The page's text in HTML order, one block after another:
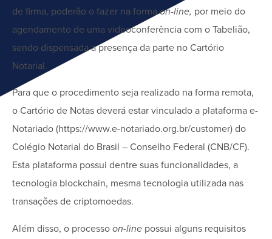
de firma, poderão o fazer na formaon-line, por meio do
agendamento de uma videoconferência com o Tabelião,
sendo dispensada a presença da parte no Cartório
Notarial.
Para que o procedimento seja realizado na forma remota,
o Cartório de Notas deverá estar vinculado a plataforma e-
Notariado (https://www.e-notariado.org.br/customer) do
Colégio Notarial do Brasil – Conselho Federal (CNB/CF).
Esta plataforma possui dentre suas funcionalidades, a
tecnologia blockchain, mesma tecnologia utilizada nas
transações de criptomoedas.
Além disso, o processo on-line possui alguns requisitos